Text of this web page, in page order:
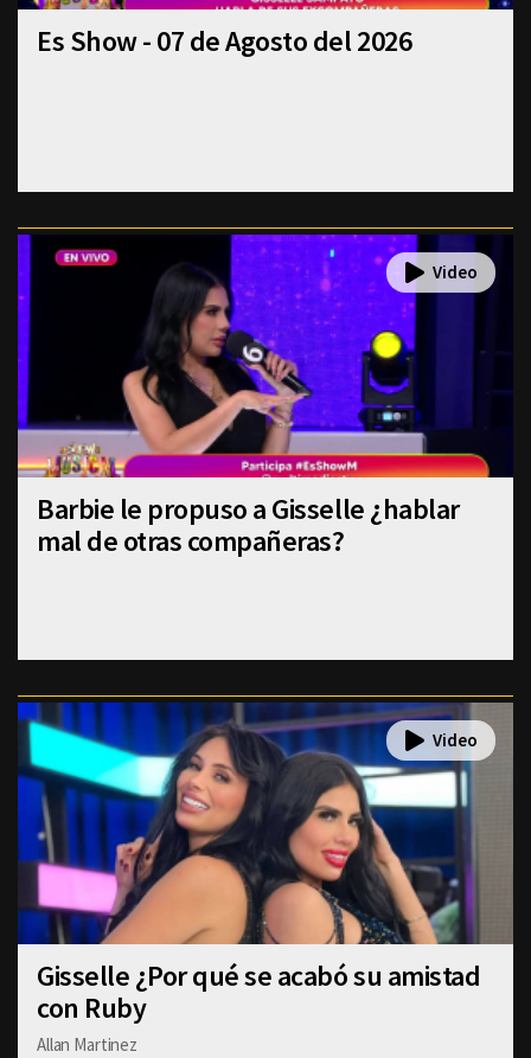
Es Show - 07 de Agosto del 2026
Barbie le propuso a Gisselle ¿hablar
mal de otras compañeras?
Gisselle ¿Por qué se acabó su amistad
con Ruby
Allan Martinez